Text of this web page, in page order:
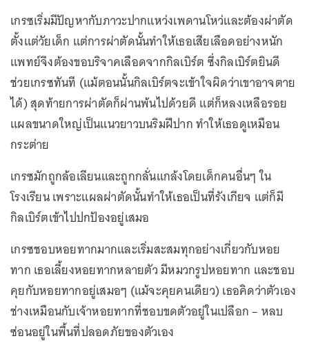
เกรซเริ่มมีปัญหากับภาวะปากแหว่งเพดานโหว่และต้องผ่าตัด
ตั้งแต่วัยเด็ก แต่การผ่าตัดนั้นทำให้เธอเสียเลือดอย่างหนัก
แพทย์จึงต้องขอบริจาคเลือดจากกิลเบิร์ต ซึ่งกิลเบิร์ตยินดี
ช่วยเกรซทันที (แม้ตอนนั้นกิลเบิร์ตจะเข้าใจผิดว่าเขาอาจตาย
ได้) สุดท้ายการผ่าตัดก็ผ่านพ้นไปด้วยดี แต่ก็หลงเหลือรอย
แผลขนาดใหญ่เป็นแนวยาวบนริมฝีปาก ทำให้เธอดูเหมือน
กระต่าย
เกรซมักถูกล้อเลียนและถูกกลั่นแกล้งโดยเด็กคนอื่นๆ ใน
โรงเรียน เพราะแผลผ่าตัดนั้นทำให้เธอเป็นที่รังเกียจ แต่ก็มี
กิลเบิร์ตเข้าไปปกป้องอยู่เสมอ
เกรซชอบหอยทากมากและเริ่มสะสมทุกอย่างเกี่ยวกับหอย
ทาก เธอเลี้ยงหอยทากหลายตัว มีหมวกรูปหอยทาก และชอบ
คุยกับหอยทากอยู่เสมอๆ (แม้จะคุยคนเดียว) เธอคิดว่าตัวเอง
ช่างเหมือนกับเจ้าหอยทากที่ชอบขดตัวอยู่ในเปลือก – หลบ
ซ่อนอยู่ในพื้นที่ปลอดภัยของตัวเอง